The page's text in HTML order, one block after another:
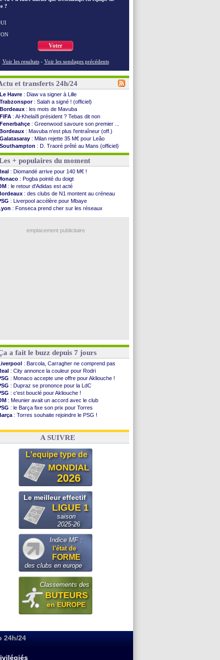
?
Voter
Voir les resultats - Voir les sondages précédents
et transferts 24h/24
Le Havre : Diaw va signer à Lille
Trabzonspor : Salah a signé ! (officiel)
Bordeaux : les mots de Mavuba
FIFA : Al-Khelaïfi président ? Tebas dit non
Fenerbahçe : Greenwood savoure son premier ...
: Mavuba n'est plus l'entraîneur (off.)
Galatasaray : Milan rejette 35 M€ pour Leão
Southampton : D. Traoré prêté au Mans (officiel)
Real: Vinicius tout proche de prolonger !
: un accueil impressionnant pour Salah !
: Diomandé attendu ce jeudi à Madrid !
Real : Rodri, la piste Barça se confirme
: Akliouche arrive ce jeudi à Paris !
Médias: la Liga quitte beIN Sports !
PSG: pas d'inquiétude pour Rafael Pol
Real : ça se complique pour Rodri !
Barça: Ferran Torres donne son feu vert au ...
: réponse imminente de Vinicius
+ populaires du moment
: Diomandé arrive pour 140 M€ !
: Pogba pointé du doigt
: le retour d'Adidas est acté
: des clubs de N1 montent au créneau
: Liverpool accélère pour Mbaye
: Fonseca prend cher sur les réseaux
emplacement publicitaire
a fait le buzz depuis 7 jours
: Barcola, Carragher ne comprend pas
: City annonce la couleur pour Rodri
: Monaco accepte une offre pour Akliouche !
: Dupraz se prononce pour la LdC
: c'est bouclé pour Akliouche !
: Meunier avait un accord avec le club
: le Barça fixe son prix pour Torres
: Torres souhaite rejoindre le PSG !
: quand Medina recadre... sa mère
A SUIVRE
L'equipe type de
MONDIAL
2026
Le meilleur effectif
LIGUE 1
saison
2025-26
Indice MF :
l'état de
FORME
des clubs en europe
Classements des
BUTEURS
en EUROPE
24h/24